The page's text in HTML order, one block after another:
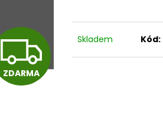
Skladem Kód:
Z
D
ZDARMA